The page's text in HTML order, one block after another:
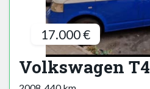
17.000 €
Volkswagen T4